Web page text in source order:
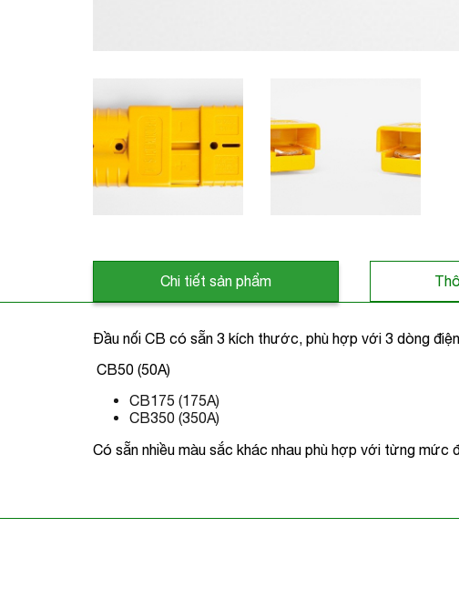
Chi tiết sản phẩm
Đầu nối CB có sẵn 3 kích thước, phù hợp với 3 dòng
CB50 (50A)
CB175 (175A)
CB350 (350A)
Có sẵn nhiều màu sắc khác nhau phù hợp với từng mức